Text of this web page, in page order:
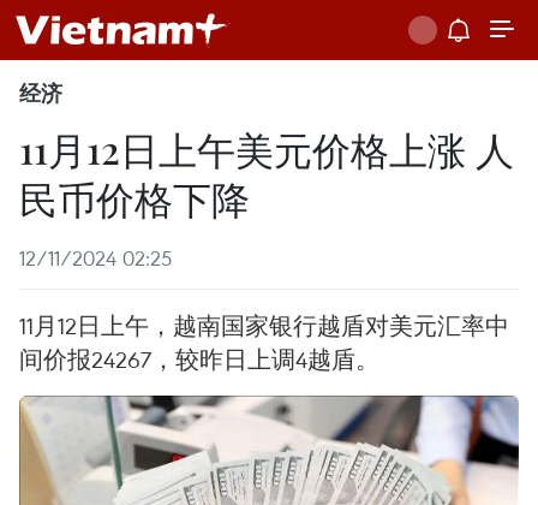
经济
11月12日上午美元价格上涨 人
民币价格下降
12/11/2024 02:25
11月12日上午，越南国家银行越盾对美元汇率中
间价报24267，较昨日上调4越盾。